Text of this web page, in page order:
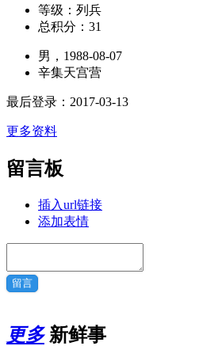
等级： 列兵
总积分： 31
男，1988-08-07
辛集天宫营
最后登录：2017-03-13
更多资料
留言板
插入url链接
添加表情
留言
更多 新鲜事